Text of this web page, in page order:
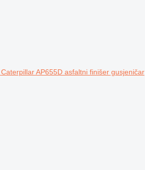
Caterpillar AP655D asfaltni finišer gusjeničar